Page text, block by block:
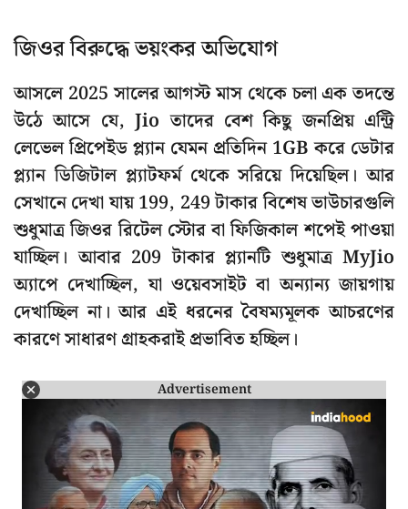
জিওর বিরুদ্ধে ভয়ংকর অভিযোগ
আসলে 2025 সালের আগস্ট মাস থেকে চলা এক তদন্তে
উঠে আসে যে, Jio তাদের বেশ কিছু জনপ্রিয় এন্ট্রি
লেভেল প্রিপেইড প্ল্যান যেমন প্রতিদিন 1GB করে ডেটার
প্ল্যান ডিজিটাল প্ল্যাটফর্ম থেকে সরিয়ে দিয়েছিল। আর
সেখানে দেখা যায় 199, 249 টাকার বিশেষ ভাউচারগুলি
শুধুমাত্র জিওর রিটেল স্টোর বা ফিজিকাল শপেই পাওয়া
যাচ্ছিল। আবার 209 টাকার প্ল্যানটি শুধুমাত্র MyJio
অ্যাপে দেখাচ্ছিল, যা ওয়েবসাইট বা অন্যান্য জায়গায়
দেখাচ্ছিল না। আর এই ধরনের বৈষম্যমূলক আচরণের
কারণে সাধারণ গ্রাহকরাই প্রভাবিত হচ্ছিল।
Advertisement